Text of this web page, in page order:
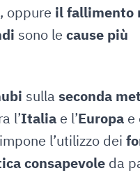
, oppure il fallimento
sono le cause più
sulla seconda
l’Italia e l’Europa e
impone l’utilizzo dei
consapevole da